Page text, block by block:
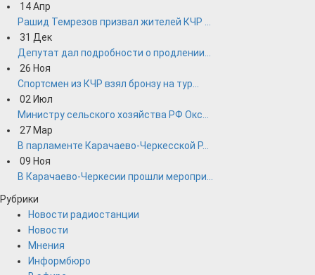
14Апр
Рашид Темрезов призвал жителей КЧР ...
31 Дек
Депутат дал подробности о продлении...
26 Ноя
Спортсмен из КЧР взял бронзу на тур...
02 Июл
Министру сельского хозяйства РФ Окс...
27 Мар
В парламенте Карачаево-Черкесской Р...
09 Ноя
В Карачаево-Черкесии прошли меропри...
Рубрики
Новости радиостанции
Новости
Мнения
Информбюро